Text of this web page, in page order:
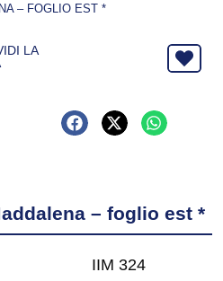
– FOGLIO EST *
LA
– foglio est *
IIM 324